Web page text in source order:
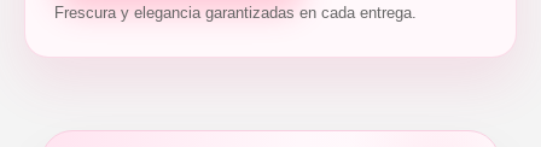
Frescura y elegancia garantizadas en cada entrega.